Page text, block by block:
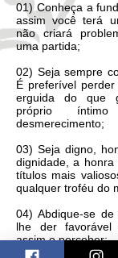
01) Conheça a
assim você terá
não criará
uma partida;
02) Seja sempre
É preferível
erguida do que
próprio
desmerecimento;
03) Seja digno,
dignidade, a
títulos mais
qualquer troféu do
04) Abdique-se
lhe der
assim o perceber;